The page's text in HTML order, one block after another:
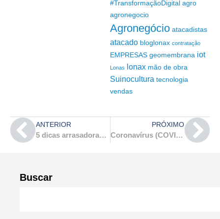
Buscar
#TransformaçãoDigital agro
agronegocio
Agronegócio atacadistas
atacado bloglonax contratação
EMPRESAS geomembrana iot
Lonas lonax mão de obra
Suinocultura tecnologia
vendas
ANTERIOR
5 dicas arrasadoras de como baratear uma obra
PRÓXIMO
Coronavírus (COVID 19): o que é preciso saber sobre o tema?